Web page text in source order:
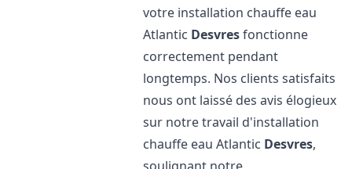
votre installation chauffe eau
Atlantic Desvresfonctionne
correctement pendant
longtemps. Nos clients satisfaits
nous ont laissé des avis élogieux
sur notre travail d'installation
chauffe eau Atlantic Desvres,